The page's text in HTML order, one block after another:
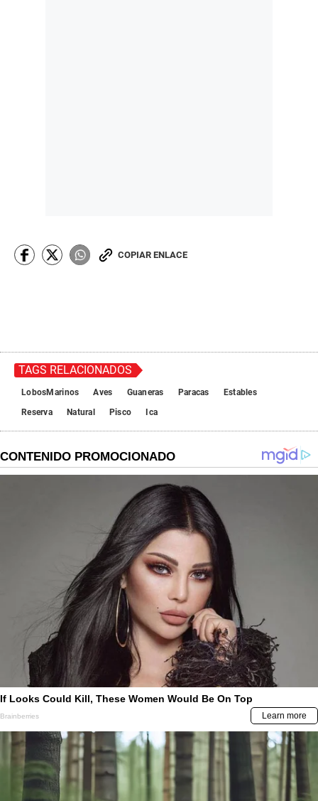
COPIAR ENLACE
TAGS RELACIONADOS
LobosMarinos Aves Guaneras Paracas
Estables
Reserva
Natural Pisco Ica